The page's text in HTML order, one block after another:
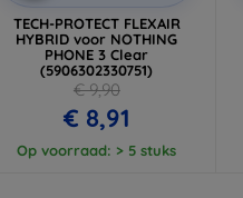
TECH-PROTECT FLEXAIR
HYBRID voor NOTHING
PHONE 3 Clear
(5906302330751)
€ 9,90
€ 8,91
Op voorraad: > 5 stuks